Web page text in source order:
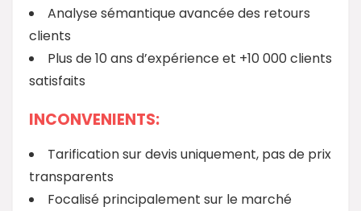
Analyse sémantique avancée des retours
clients
Plus de 10 ans d’expérience et +10 000 clients
satisfaits
INCONVENIENTS:
Tarification sur devis uniquement, pas de prix
transparents
Focalisé principalement sur le marché